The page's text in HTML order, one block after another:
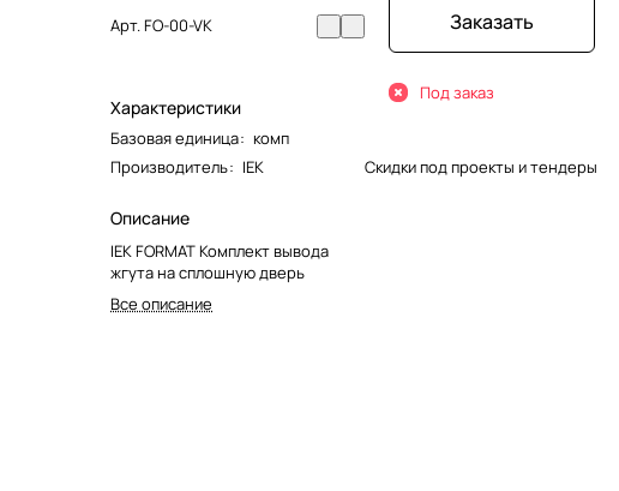
Арт.FO-00-VK
Характеристики
Базовая единица: комп
Производитель: IEK
Описание
IEK FORMAT Комплект вывода
жгута на сплошную дверь
Все описание
Заказать
Под заказ
Скидки под проекты и тендеры